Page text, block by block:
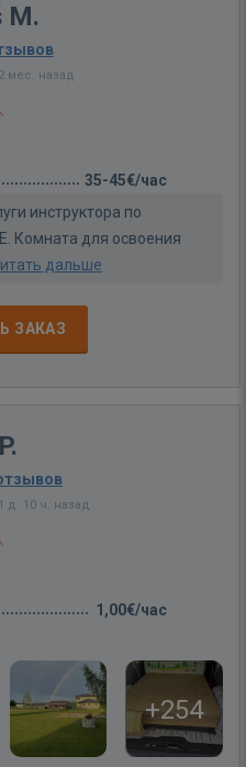
M.
мес. назад
35-45€/час
инструктора по
Комната для освоения
дальше
ЗАКАЗ
д. 10 ч. назад
1,00€/час
+254